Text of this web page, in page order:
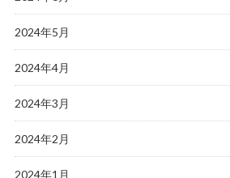
2024年5月
2024年4月
2024年3月
2024年2月
2024年1月